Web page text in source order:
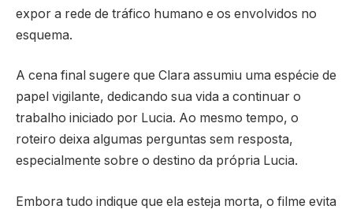
expor a rede de tráfico humano e os envolvidos no
esquema.
A cena final sugere que Clara assumiu uma espécie de
papel vigilante, dedicando sua vida a continuar o
trabalho iniciado por Lucia. Ao mesmo tempo, o
roteiro deixa algumas perguntas sem resposta,
especialmente sobre o destino da própria Lucia.
Embora tudo indique que ela esteja morta, o filme evita